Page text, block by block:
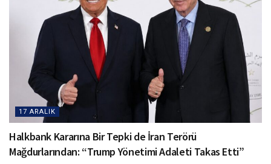
17 ARALIK
Halkbank Kararına Bir Tepki de İran Terörü
Mağdurlarından: “Trump Yönetimi Adaleti Takas Etti”